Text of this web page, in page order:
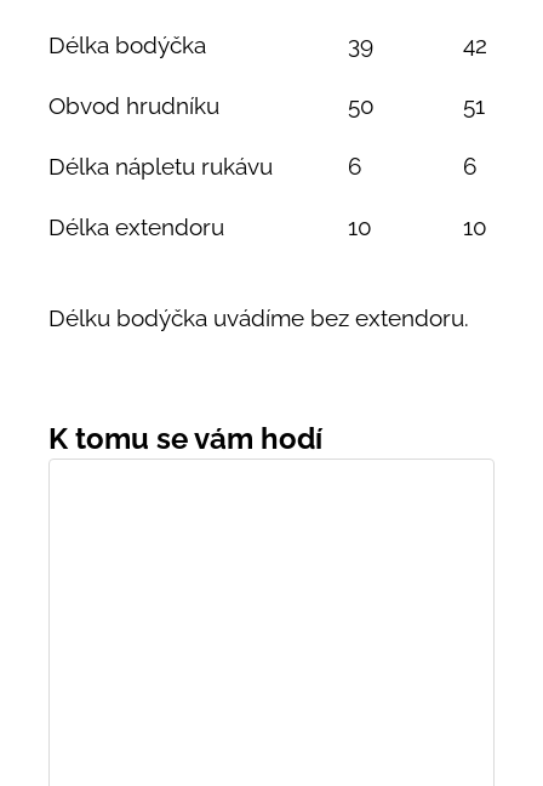
Délka bodýčka 39 42
Obvod hrudníku 50 51
Délka nápletu rukávu 6 6
Délka extendoru 10 10
Délku bodýčka uvádíme bez extendoru.